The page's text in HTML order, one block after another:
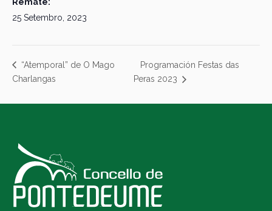
Remate:
25 Setembro, 2023
“Atemporal” de O Mago
Charlangas
Programación Festas das
Peras 2023